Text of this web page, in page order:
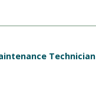
Technician